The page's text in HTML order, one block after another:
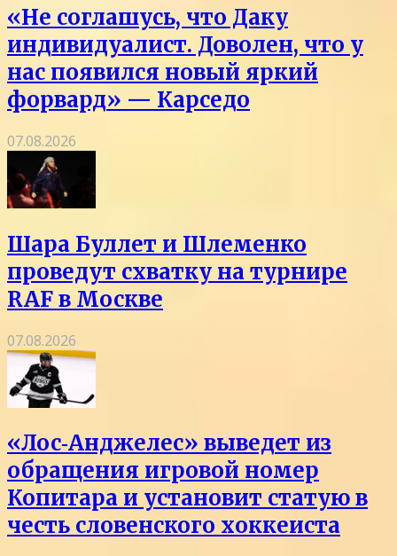
«Не соглашусь, что Даку
индивидуалист. Доволен, что у
нас появился новый яркий
форвард» — Карседо
07.08.2026
Шара Буллет и Шлеменко
проведут схватку на турнире
RAF в Москве
07.08.2026
«Лос‑Анджелес» выведет из
обращения игровой номер
Копитара и установит статую в
честь словенского хоккеиста